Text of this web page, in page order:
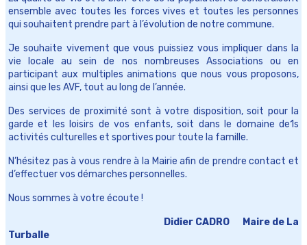
ensemble avec toutes les forces vives et toutes les personnes
qui souhaitent prendre part à l’évolution de notre commune.
Je souhaite vivement que vous puissiez vous impliquer dans la
vie locale au sein de nos nombreuses Associations ou en
participant aux multiples animations que nous vous proposons,
ainsi que les AVF, tout au long de l’année.
Des services de proximité sont à votre disposition, soit pour la
garde et les loisirs de vos enfants, soit dans le domaine de1s
activités culturelles et sportives pour toute la famille.
N’hésitez pas à vous rendre à la Mairie afin de prendre contact et
d’effectuer vos démarches personnelles.
Nous sommes à votre écoute !
Didier CADRO
Maire de La
Turballe